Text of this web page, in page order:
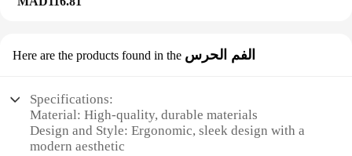
Here are the products found in the الفم الحرس
Specifications:
Material: High-quality, durable materials
Design and Style: Ergonomic, sleek design with a
modern aesthetic